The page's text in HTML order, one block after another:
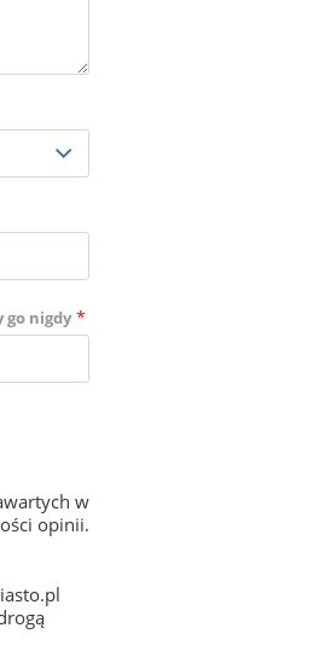
go nigdy *
w
opinii.